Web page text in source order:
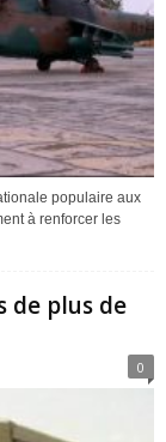
populaire aux
à renforcer les
de plus de
0